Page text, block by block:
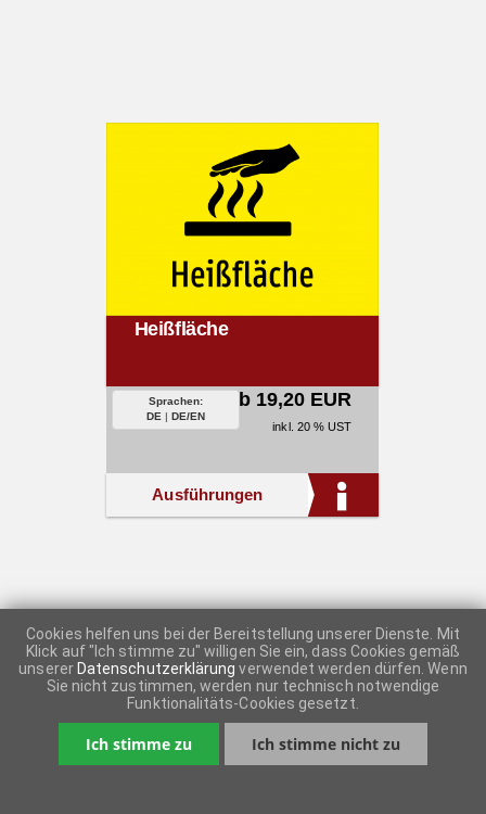
Cookies helfen uns bei der Bereitstellung unserer Dienste. Mit
Klick auf "Ich stimme zu" willigen Sie ein, dass Cookies gemäß
unserer Datenschutzerklärung verwendet werden dürfen. Wenn
Sie nicht zustimmen, werden nur technisch notwendige
Funktionalitäts-Cookies gesetzt.
Ich stimme zu Ich stimme nicht zu
Heißfläche
Sprachen:
DE | DE/EN
ab 19,20 EUR
inkl. 20 % UST
Ausführungen